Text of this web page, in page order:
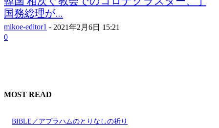
国務総理が...
mikoe-editor1 - 2021年2月6日 15:21
0
MOST READ
BIBLE／アブラハムのとりなしの祈り